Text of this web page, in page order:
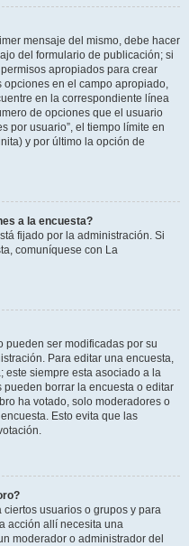
mensaje del mismo, debe hacer
del formulario de publicación; si
apropiados para crear
opciones en el campo apropiado,
en la correspondiente línea
de opciones que el usuario
por usuario”, el tiempo límite en
y por último la opción de
a la encuesta?
fijado por la administración. Si
comuníquese con La
pueden ser modificadas por su
Para editar una encuesta,
este siempre esta asociado a la
borrar la encuesta o editar
ha votado, solo moderadores o
Esto evita que las
usuarios o grupos y para
acción allí necesita una
moderador o administrador del